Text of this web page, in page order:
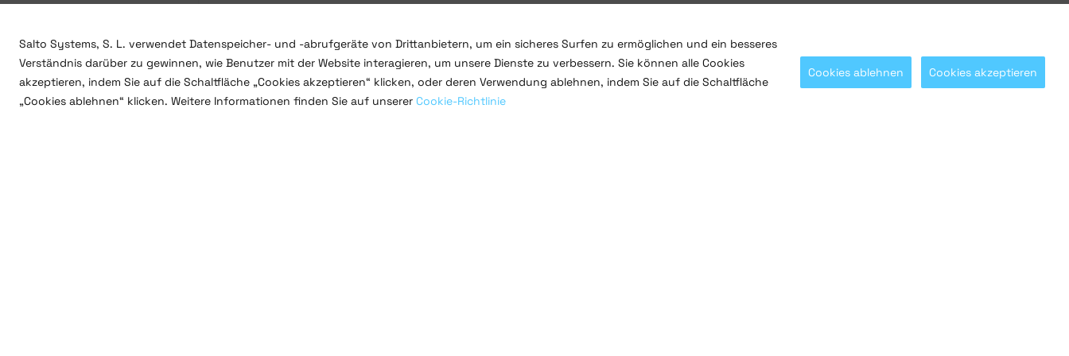
Salto Systems, S. L. verwendet Datenspeicher- und -abrufgeräte von Drittanbietern, um ein sicheres Surfen zu ermöglichen und ein besseres
Verständnis darüber zu gewinnen, wie Benutzer mit der Website interagieren, um unsere Dienste zu verbessern. Sie können alle Cookies
akzeptieren, indem Sie auf die Schaltfläche „Cookies akzeptieren“ klicken, oder deren Verwendung ablehnen, indem Sie auf die Schaltfläche
„Cookies ablehnen“ klicken. Weitere Informationen finden Sie auf unserer Cookie-Richtlinie
Cookies ablehnen Cookies akzeptieren